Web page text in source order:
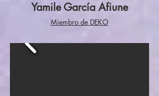
Yamile García Afiune
Miembro de DEKO